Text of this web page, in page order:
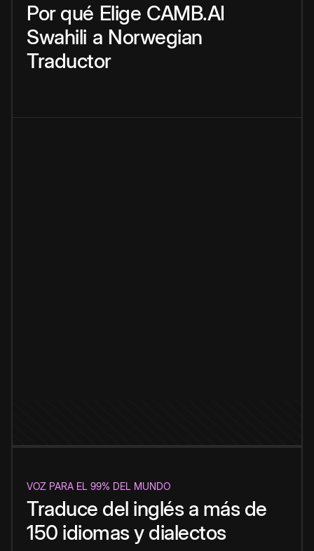
Por qué Elige CAMB.AI
Swahili a Norwegian
Traductor
VOZ PARA EL 99% DEL MUNDO
Traduce del inglés a más de
150 idiomas y dialectos